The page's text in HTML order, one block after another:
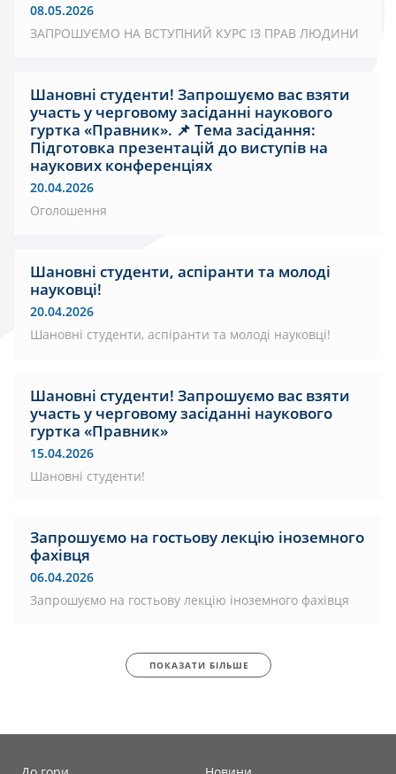
08.05.2026
ЗАПРОШУЄМО НА ВСТУПНИЙ КУРС ІЗ ПРАВ ЛЮДИНИ
Шановні студенти! Запрошуємо вас взяти
участь у черговому засіданні наукового
гуртка «Правник». 📌 Тема засідання:
Підготовка презентацій до виступів на
наукових конференціях
20.04.2026
Оголошення
Шановні студенти, аспіранти та молоді
науковці!
20.04.2026
Шановні студенти, аспіранти та молоді науковці!
Шановні студенти! Запрошуємо вас взяти
участь у черговому засіданні наукового
гуртка «Правник»
15.04.2026
Шановні студенти!
Запрошуємо на гостьову лекцію іноземного
фахівця
06.04.2026
Запрошуємо на гостьову лекцію іноземного фахівця
ПОКАЗАТИ БІЛЬШЕ